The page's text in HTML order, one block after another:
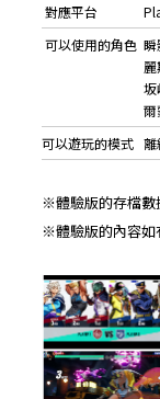
對應平台
可以使用的角色 瞬
坂
爾
可以遊玩的模式 離
※體驗版的存檔數
※體驗版的內容如